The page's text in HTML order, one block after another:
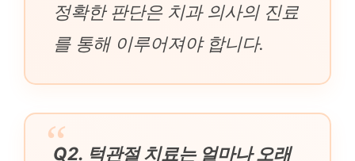
정확한 판단은 치과 의사의 진료
를 통해 이루어져야 합니다.
Q2. 턱관절 치료는 얼마나 오래